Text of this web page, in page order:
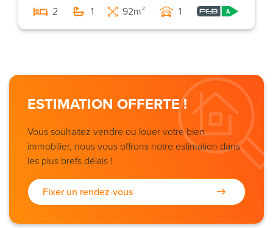
2
1 92m² 1
ESTIMATION OFFERTE !
Vous souhaitez vendre ou louer votre bien
immobilier, nous vous offrons notre estimation dans
les plus brefs délais !
Fixer un rendez-vous